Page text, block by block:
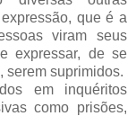
que é a
viram seus
expressar, de se
serem suprimidos.
em inquéritos
como prisões,